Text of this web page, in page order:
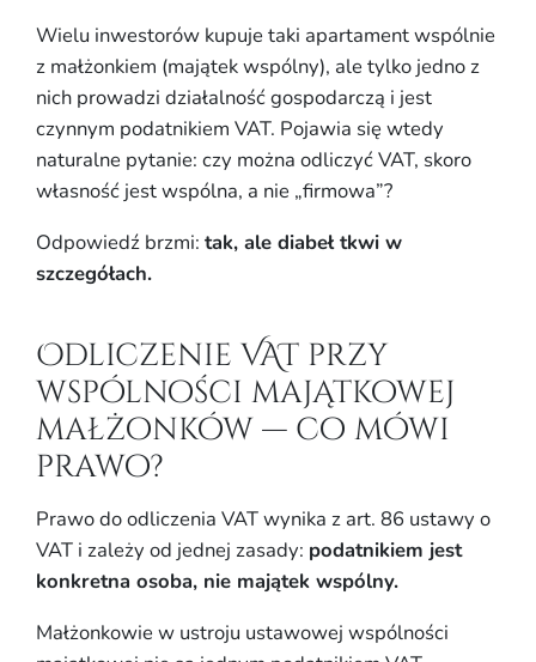
Wielu inwestorów kupuje taki apartament wspólnie
z małżonkiem (majątek wspólny), ale tylko jedno z
nich prowadzi działalność gospodarczą i jest
czynnym podatnikiem VAT. Pojawia się wtedy
naturalne pytanie: czy można odliczyć VAT, skoro
własność jest wspólna, a nie „firmowa”?
Odpowiedź brzmi: tak, ale diabeł tkwi w
szczegółach.
Odliczenie VAT przy
wspólności majątkowej
małżonków — co mówi
prawo?
Prawo do odliczenia VAT wynika z art. 86 ustawy o
VAT i zależy od jednej zasady: podatnikiem jest
konkretna osoba, nie majątek wspólny.
Małżonkowie w ustroju ustawowej wspólności